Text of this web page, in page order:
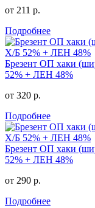
от 211 р.
Подробнее
Брезент ОП хаки
52% + ЛЕН 48%
от 320 р.
Подробнее
Брезент ОП хаки
52% + ЛЕН 48%
от 290 р.
Подробнее